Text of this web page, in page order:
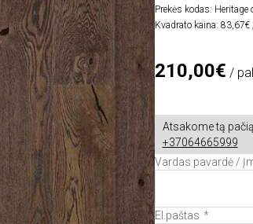
Prekės kodas: Heritage
Kvadrato kaina: 83,67€
210,00€ /
Atsakome tą
+37064665999
Vardas pavardė /
El.paštas